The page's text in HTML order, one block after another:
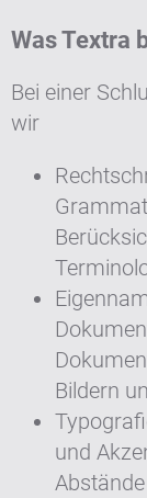
Was Textra
Bei einer
wir
Bildern
und